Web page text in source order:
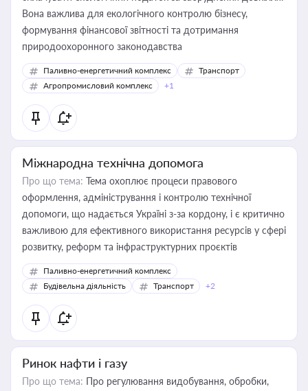
Вона важлива для екологічного контролю бізнесу,
формування фінансової звітності та дотримання
природоохоронного законодавства
Паливно-енергетичний комплекс
Транспорт
Агропромисловий комплекс
+1
Міжнародна технічна допомога
Про що тема: Тема охоплює процеси правового
оформлення, адміністрування і контролю технічної
допомоги, що надається Україні з-за кордону, і є критично
важливою для ефективного використання ресурсів у сфері
розвитку, реформ та інфраструктурних проєктів
Паливно-енергетичний комплекс
Будівельна діяльність
Транспорт +2
Ринок нафти і газу
Про що тема: Про регулювання видобування, обробки,